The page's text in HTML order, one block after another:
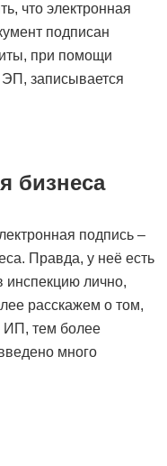
что электронная
подписан
при помощи
записывается
бизнеса
подпись –
Правда, у неё есть
инспекцию лично,
расскажем о том,
ИП, тем более
много